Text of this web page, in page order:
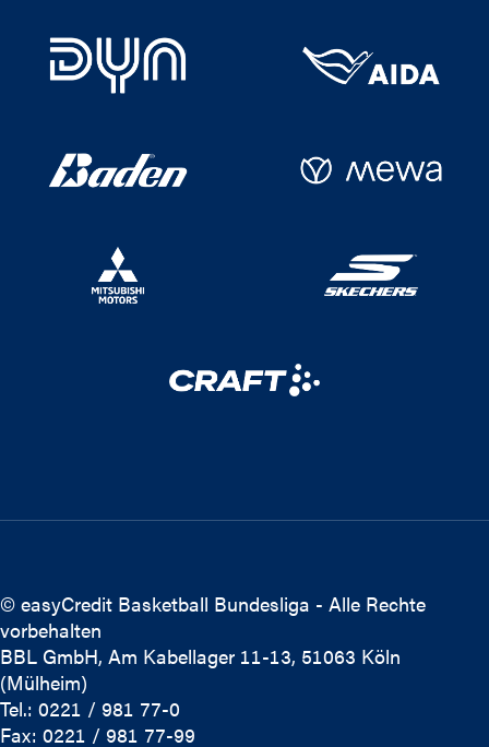
© easyCredit Basketball Bundesliga - Alle Rechte
vorbehalten
BBL GmbH, Am Kabellager 11-13, 51063 Köln
(Mülheim)
Tel.: 0221 / 981 77-0
Fax: 0221 / 981 77-99